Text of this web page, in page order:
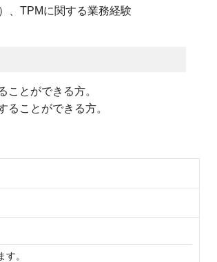
、TPMに関する業務経験
ことができる方。
ることができる方。
。